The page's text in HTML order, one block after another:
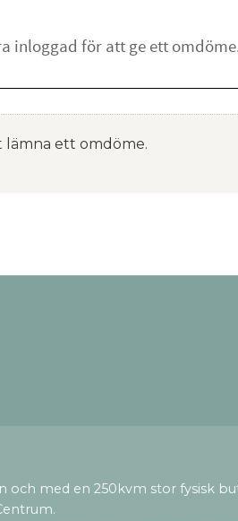
lämna ett omdöme.
och med en 250kvm stor fysisk